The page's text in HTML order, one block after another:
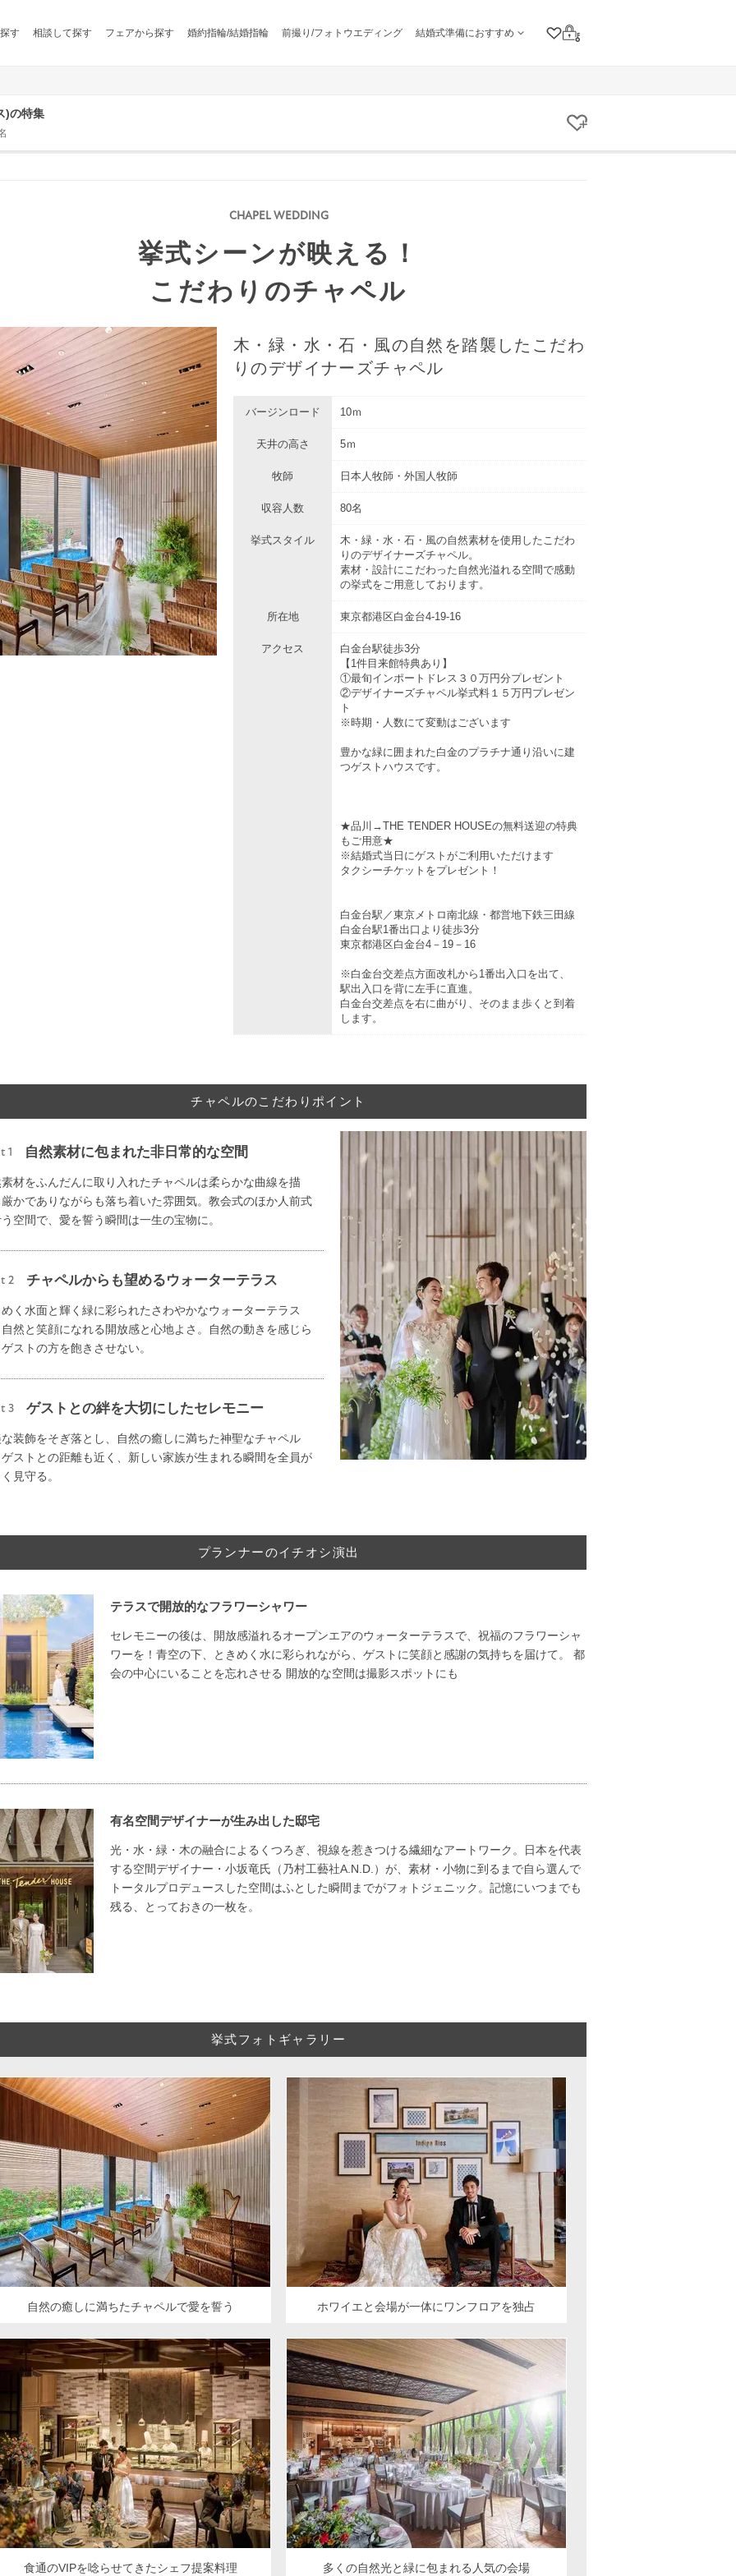
す 相談して探す フェアから探す 婚約指輪/結婚指輪 前撮り/フォトウエディング 結婚式準備におすすめ
クリップリスト
ログイン
)の特集
クリップする
挙式シーンが映える！
こだわりのチャペル
木・緑・水・石・風の自然を踏襲したこだわ
りのデザイナーズチャペル
バージンロード 10ｍ
天井の高さ 5ｍ
牧師 日本人牧師・外国人牧師
収容人数 80名
挙式スタイル
木・緑・水・石・風の自然素材を使用したこだわ
りのデザイナーズチャペル。
素材・設計にこだわった自然光溢れる空間で感動
の挙式をご用意しております。
所在地 東京都港区白金台4-19-16
アクセス
白金台駅徒歩3分
【1件目来館特典あり】
①最旬インポートドレス３０万円分プレゼント
②デザイナーズチャペル挙式料１５万円プレゼン
ト
※時期・人数にて変動はございます
豊かな緑に囲まれた白金のプラチナ通り沿いに建
つゲストハウスです。
★品川→THE TENDER HOUSEの無料送迎の特典
もご用意★
※結婚式当日にゲストがご利用いただけます
タクシーチケットをプレゼント！
白金台駅／東京メトロ南北線・都営地下鉄三田線
白金台駅1番出口より徒歩3分
東京都港区白金台4－19－16
※白金台交差点方面改札から1番出入口を出て、
駅出入口を背に左手に直進。
白金台交差点を右に曲がり、そのまま歩くと到着
します。
チャペルのこだわりポイント
1 自然素材に包まれた非日常的な空間
材をふんだんに取り入れたチャペルは柔らかな曲線を描
かでありながらも落ち着いた雰囲気。教会式のほか人前式
空間で、愛を誓う瞬間は一生の宝物に。
2 チャペルからも望めるウォーターテラス
く水面と輝く緑に彩られたさわやかなウォーターテラス
然と笑顔になれる開放感と心地よさ。自然の動きを感じら
ストの方を飽きさせない。
3 ゲストとの絆を大切にしたセレモニー
装飾をそぎ落とし、自然の癒しに満ちた神聖なチャペル
ストとの距離も近く、新しい家族が生まれる瞬間を全員が
見守る。
プランナーのイチオシ演出
テラスで開放的なフラワーシャワー
セレモニーの後は、開放感溢れるオープンエアのウォーターテラスで、祝福のフラワーシャ
ワーを！青空の下、ときめく水に彩られながら、ゲストに笑顔と感謝の気持ちを届けて。 都
会の中心にいることを忘れさせる 開放的な空間は撮影スポットにも
有名空間デザイナーが生み出した邸宅
光・水・緑・木の融合によるくつろぎ、視線を惹きつける繊細なアートワーク。日本を代表
する空間デザイナー・小坂竜氏（乃村工藝社A.N.D.）が、素材・小物に到るまで自ら選んで
トータルプロデュースした空間はふとした瞬間までがフォトジェニック。記憶にいつまでも
残る、とっておきの一枚を。
挙式フォトギャラリー
自然の癒しに満ちたチャペルで愛を誓う ホワイエと会場が一体にワンフロアを独占
食通のVIPを唸らせてきたシェフ提案料理 多くの自然光と緑に包まれる人気の会場